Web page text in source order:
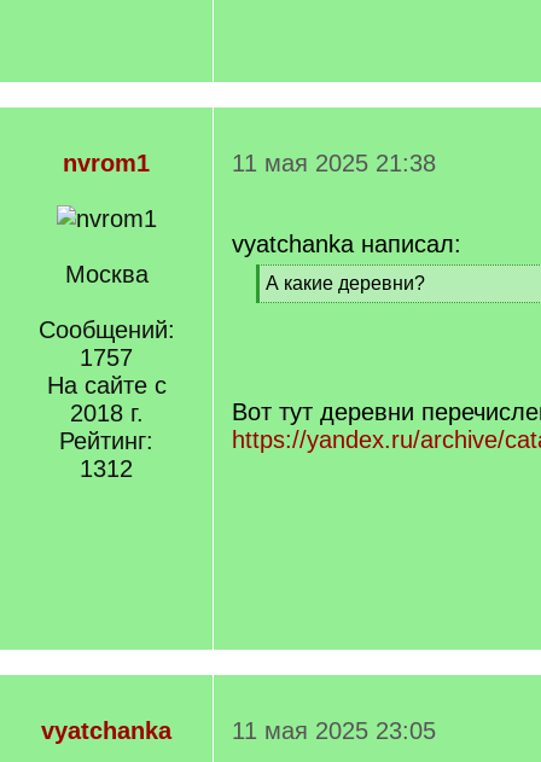
nvrom1
Москва
Сообщений:
1757
На сайте с
2018 г.
Рейтинг:
1312
11 мая 2025 21:38
vyatchanka написал:
[
q
А какие деревни?
[
Вот тут деревни
https://yandex.ru/archive/
vyatchanka 11 мая 2025 23:05